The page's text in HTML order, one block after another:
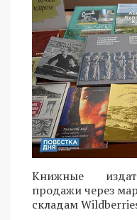
Книжные
продажи через
складам